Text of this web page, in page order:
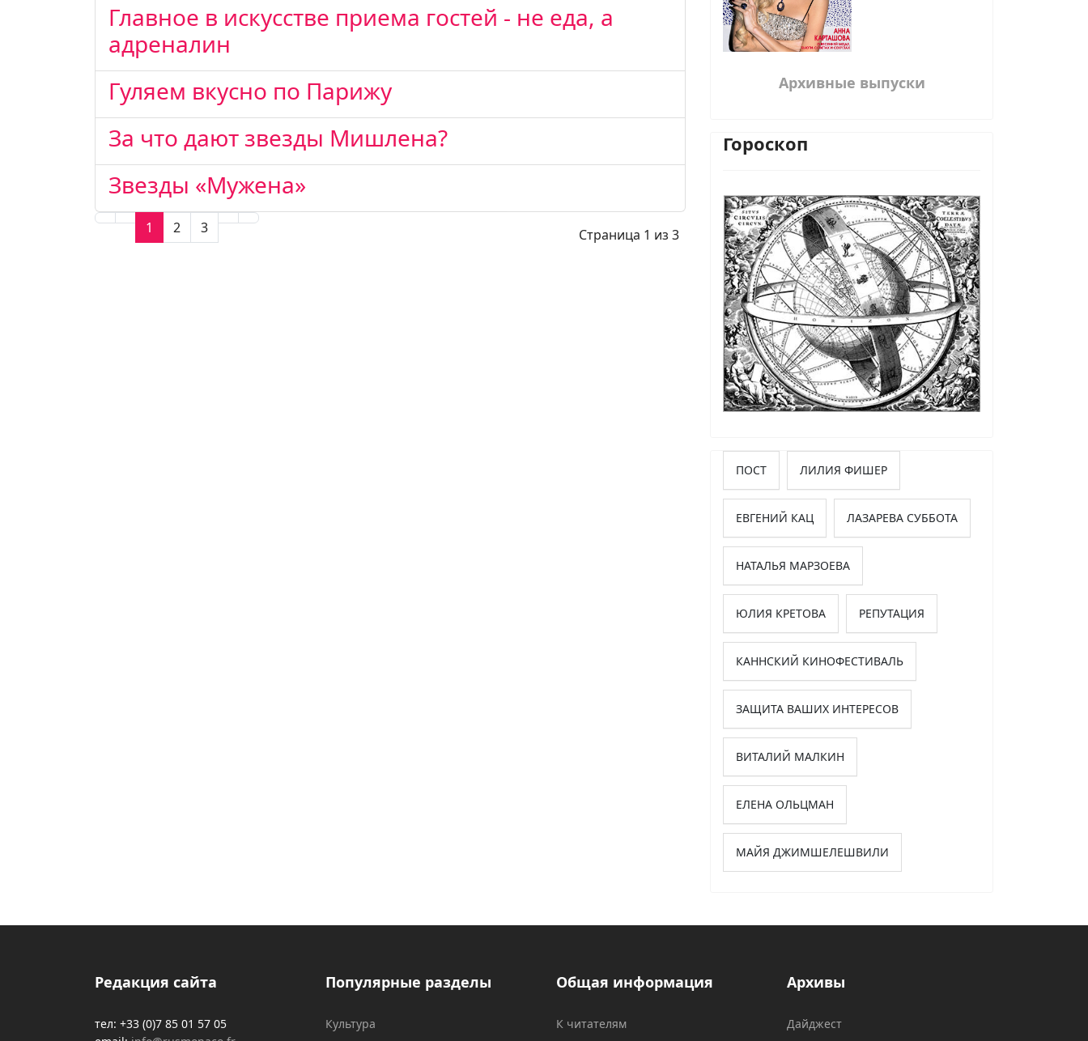
Главное в искусстве приема гостей - не еда, а
адреналин
Гуляем вкусно по Парижу
За что дают звезды Мишлена?
Звезды «Мужена»
Страница 1 из 3
1 2 3
Архивные выпуски
Гороскоп
ПОСТ ЛИЛИЯ ФИШЕР
ЕВГЕНИЙ КАЦ ЛАЗАРЕВА СУББОТА
НАТАЛЬЯ МАРЗОЕВА
ЮЛИЯ КРЕТОВА РЕПУТАЦИЯ
КАННСКИЙ КИНОФЕСТИВАЛЬ
ЗАЩИТА ВАШИХ ИНТЕРЕСОВ
ВИТАЛИЙ МАЛКИН
ЕЛЕНА ОЛЬЦМАН
МАЙЯ ДЖИМШЕЛЕШВИЛИ
Редакция сайта
тел: +33 (0)7 85 01 57 05
Популярные разделы
Культура
Общая информация
К читателям
Архивы
Дайджест